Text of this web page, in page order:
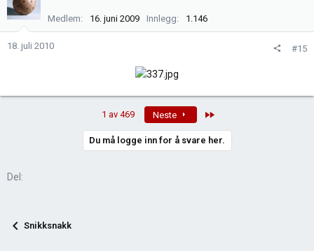
s
j
n
Medlem 16. juni 2009 Innlegg 1.146
18. juli 2010 #15
1 av 469 Neste
Du må logge inn for å svare her.
Del:
Snikksnakk